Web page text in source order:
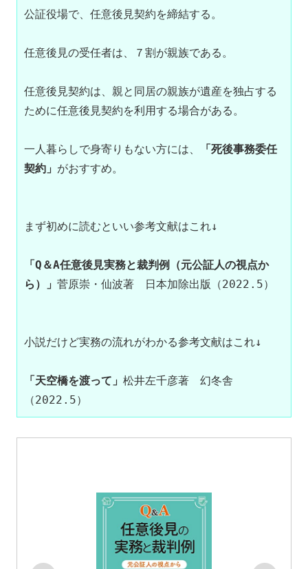
公証役場で、任意後見契約を締結する。
任意後見の受任者は、７割が親族である。
任意後見契約は、親と同居の親族が遺産を独占する
ために任意後見契約を利用する場合がある。
一人暮らしで身寄りもない方には、
「死後事務委任
契約」 がおすすめ。
まず初めに読むといい参考文献はこれ↓
「Q＆A任意後見実務と裁判例（元公証人の視点か
ら）」 菅原崇・仙波著　日本加除出版（2022.5）
小説だけど実務の流れがわかる参考文献はこれ↓
「天空橋を渡って」 松井左千彦著　幻冬舎
（2022.5）